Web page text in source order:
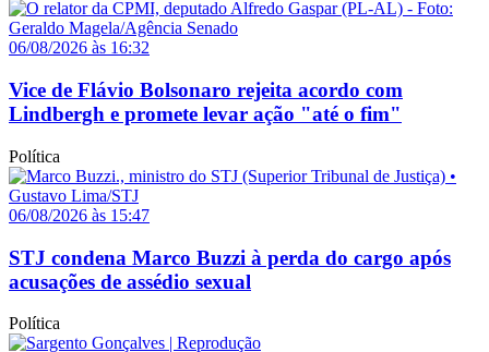
06/08/2026 às 16:32
Vice de Flávio Bolsonaro rejeita acordo com
Lindbergh e promete levar ação "até o fim"
Política
06/08/2026 às 15:47
STJ condena Marco Buzzi à perda do cargo após
acusações de assédio sexual
Política